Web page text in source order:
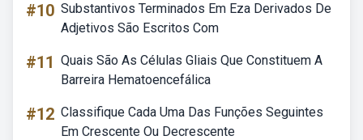
#10 Substantivos Terminados Em Eza Derivados De
Adjetivos São Escritos Com
#11 Quais São As Células Gliais Que Constituem A
Barreira Hematoencefálica
#12 Classifique Cada Uma Das Funções Seguintes
Em Crescente Ou Decrescente